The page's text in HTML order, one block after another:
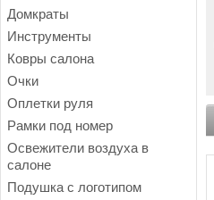
Домкраты
Инструменты
Ковры салона
Очки
Оплетки руля
Рамки под номер
Освежители воздуха в
салоне
Подушка с логотипом